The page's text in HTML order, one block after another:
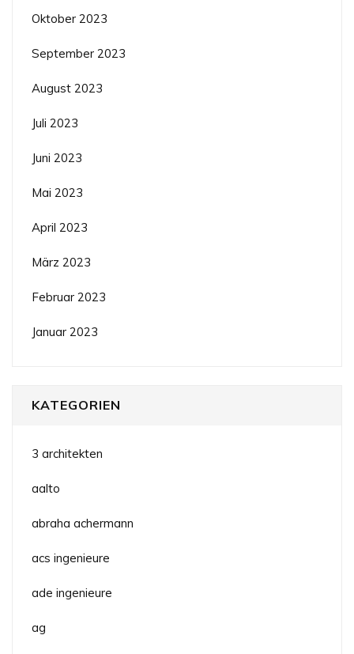
Oktober 2023
September 2023
August 2023
Juli 2023
Juni 2023
Mai 2023
April 2023
März 2023
Februar 2023
Januar 2023
KATEGORIEN
3 architekten
aalto
abraha achermann
acs ingenieure
ade ingenieure
ag